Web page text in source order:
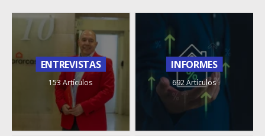
ENTREVISTAS
153 Artículos
INFORMES
692 Artículos